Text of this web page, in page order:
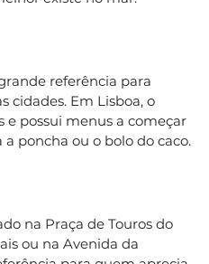
referência para
cidades. Em Lisboa, o
possui menus a começar
a poncha ou o bolo do caco.
na Praça de Touros do
ou na Avenida da